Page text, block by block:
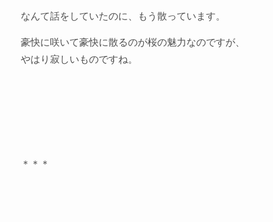
なんて話をしていたのに、もう散っています。
豪快に咲いて豪快に散るのが桜の魅力なのですが、
やはり寂しいものですね。
＊＊＊